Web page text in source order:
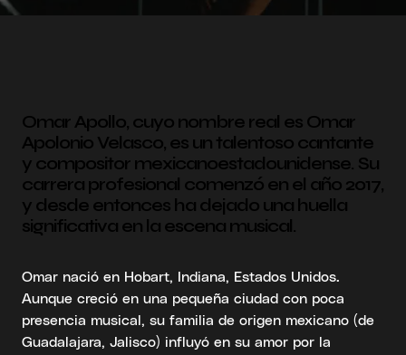
Omar Apollo, cuyo nombre real es Omar
Apolonio Velasco, es un talentoso cantante
y compositor mexicanoestadounidense. Su
carrera profesional comenzó en el año 2017,
y desde entonces ha dejado una huella
significativa en la escena musical.
Omar nació en Hobart, Indiana, Estados Unidos.
Aunque creció en una pequeña ciudad con poca
presencia musical, su familia de origen mexicano (de
Guadalajara, Jalisco) influyó en su amor por la